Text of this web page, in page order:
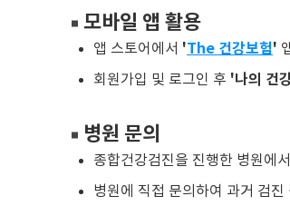
모바일 앱 활용
앱 스토어에서 'The 건강보험'
회원가입 및 로그인 후 '나의 건
병원 문의
종합건강검진을 진행한 병원에
병원에 직접 문의하여 과거 검